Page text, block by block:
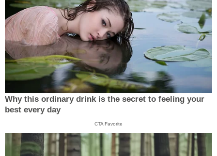
Why this ordinary drink is the secret to feeling your
best every day
CTA Favorite